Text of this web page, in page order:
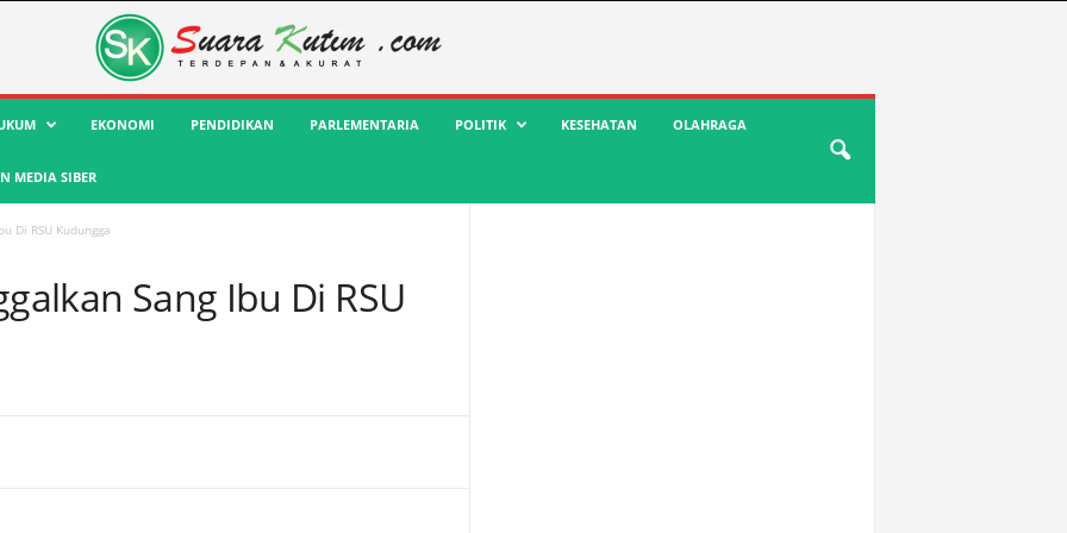
EKONOMI PENDIDIKAN PARLEMENTARIA POLITIK KESEHATAN OLAHRAGA
MEDIA SIBER
Di RSU Kudungga
Sang Ibu Di RSU